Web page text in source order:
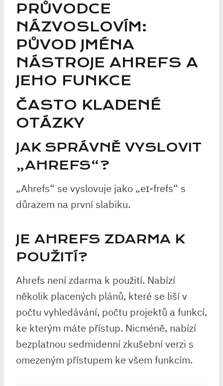
PRŮVODCE
NÁZVOSLOVÍM:
PŮVOD JMÉNA
NÁSTROJE AHREFS A
JEHO FUNKCE
ČASTO KLADENÉ
OTÁZKY
JAK SPRÁVNĚ VYSLOVIT
„AHREFS“?
„Ahrefs“ se vyslovuje jako „eɪ-frefs“ s
důrazem na první slabiku.
JE AHREFS ZDARMA K
POUŽITÍ?
Ahrefs není zdarma k použití. Nabízí
několik placených plánů, které se liší v
počtu vyhledávání, počtu projektů a funkcí,
ke kterým máte přístup. Nicméně, nabízí
bezplatnou sedmidenní zkušební verzi s
omezeným přístupem ke všem funkcím.